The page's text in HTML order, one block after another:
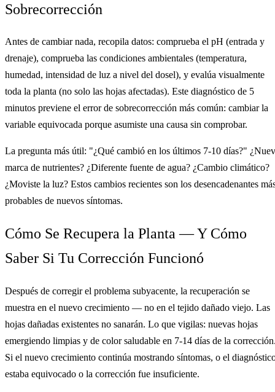
Sobrecorrección
Antes de cambiar nada, recopila datos: comprueba el pH (entrada y
drenaje), comprueba las condiciones ambientales (temperatura,
humedad, intensidad de luz a nivel del dosel), y evalúa visualmente
toda la planta (no solo las hojas afectadas). Este diagnóstico de 5
minutos previene el error de sobrecorrección más común: cambiar la
variable equivocada porque asumiste una causa sin comprobar.
La pregunta más útil: "¿Qué cambió en los últimos 7-10 días?"
marca de nutrientes? ¿Diferente fuente de agua? ¿Cambio climático?
¿Moviste la luz? Estos cambios recientes son los desencadenantes
probables de nuevos síntomas.
Cómo Se Recupera la Planta — Y Cómo
Saber Si Tu Corrección Funcionó
Después de corregir el problema subyacente, la recuperación se
muestra en el nuevo crecimiento — no en el tejido dañado viejo. Las
hojas dañadas existentes no sanarán. Lo que vigilas: nuevas hojas
emergiendo limpias y de color saludable en 7-14 días de la
Si el nuevo crecimiento continúa mostrando síntomas, o el
estaba equivocado o la corrección fue insuficiente.